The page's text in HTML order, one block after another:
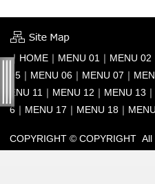
｜ HOME ｜ MENU 01 ｜ MENU 02
05 ｜ MENU 06 ｜ MENU 07 ｜
ENU 11 ｜ MENU 12 ｜ MENU 13 ｜
6 ｜ MENU 17 ｜ MENU 18 ｜
COPYRIGHT © COPYRIGHT All